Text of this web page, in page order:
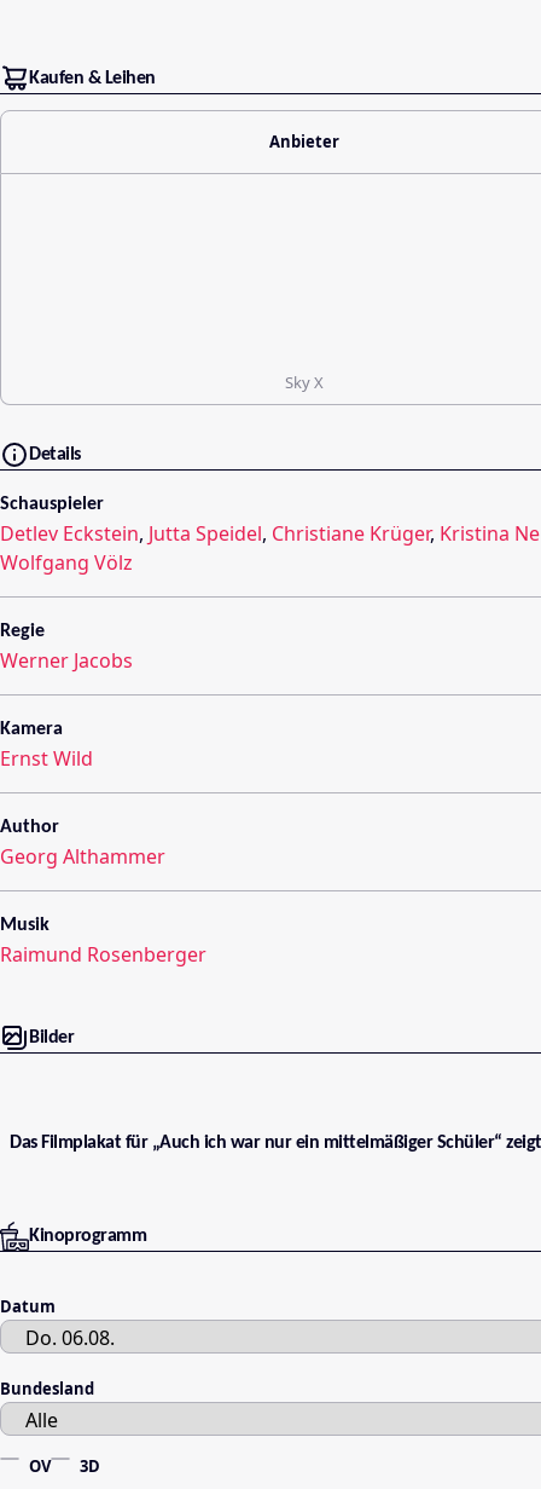
Kaufen & Leihen
Anbieter
Sky X
Details
Schauspieler
Detlev Eckstein, Jutta Speidel, Christiane Krüger, Kristina
Wolfgang Völz
Regie
Werner Jacobs
Kamera
Ernst Wild
Author
Georg Althammer
Musik
Raimund Rosenberger
Bilder
Das Filmplakat für „Auch ich war nur ein mittelmäßiger Schüler“
Kinoprogramm
Datum
Bundesland
OV 3D